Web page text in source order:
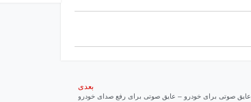
بعدی
عایق صوتی برای خودرو – عایق صوتی برای رفع صدای خودرو